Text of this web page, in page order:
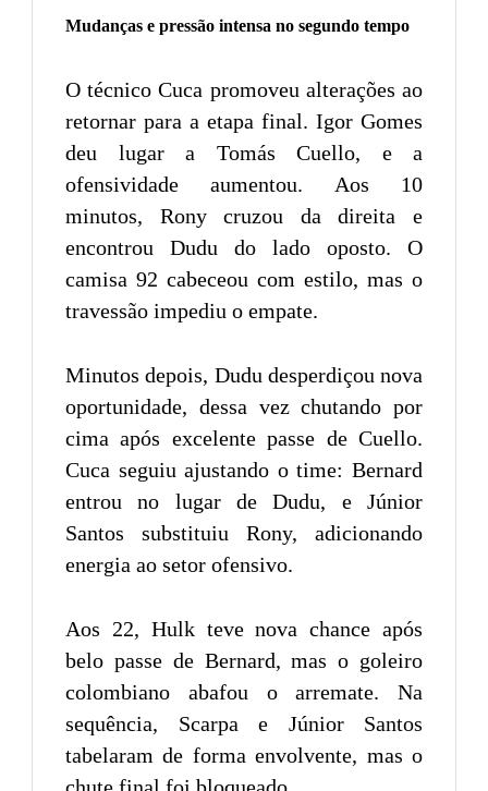
Mudanças e pressão intensa no segundo tempo
O técnico Cuca promoveu alterações ao
retornar para a etapa final. Igor Gomes
deu lugar a Tomás Cuello, e a
ofensividade aumentou. Aos 10
minutos, Rony cruzou da direita e
encontrou Dudu do lado oposto. O
camisa 92 cabeceou com estilo, mas o
travessão impediu o empate.
Minutos depois, Dudu desperdiçou nova
oportunidade, dessa vez chutando por
cima após excelente passe de Cuello.
Cuca seguiu ajustando o time: Bernard
entrou no lugar de Dudu, e Júnior
Santos substituiu Rony, adicionando
energia ao setor ofensivo.
Aos 22, Hulk teve nova chance após
belo passe de Bernard, mas o goleiro
colombiano abafou o arremate. Na
sequência, Scarpa e Júnior Santos
tabelaram de forma envolvente, mas o